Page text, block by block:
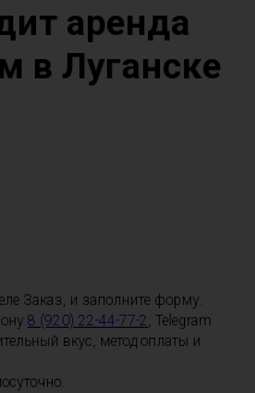
аренда
в Луганске
Заказ, и заполните форму.
8 (920) 22-44-77-2 , Telegram
вкус, метод оплаты и